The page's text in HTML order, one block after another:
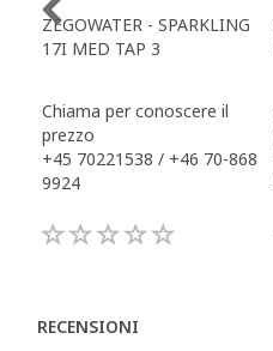
ZEGOWATER - SPARKLING
17I MED TAP 3
Chiama per conoscere il
prezzo
+45 70221538 / +46 70-868
9924
RECENSIONI